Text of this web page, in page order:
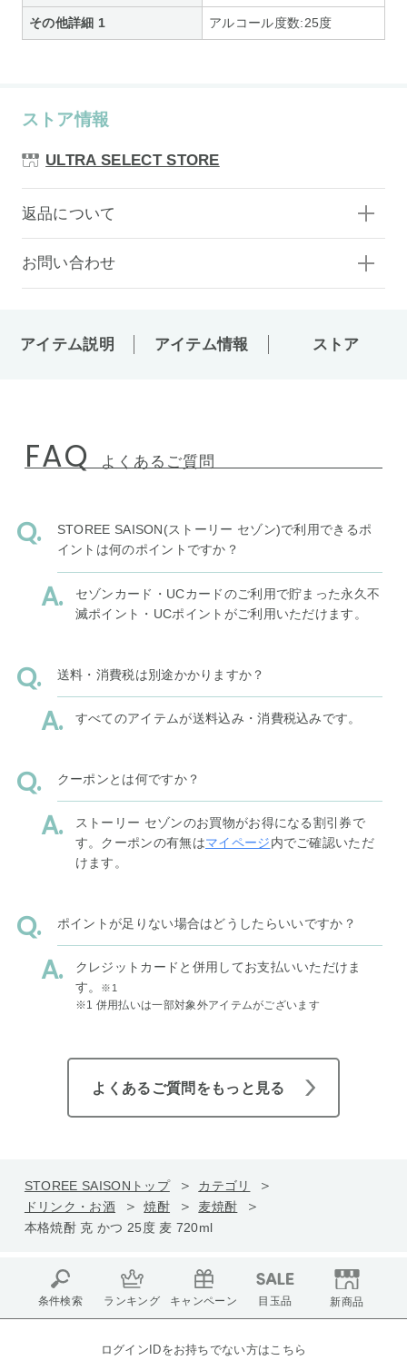
その他詳細 1 アルコール度数:25度
ストア情報
ULTRA SELECT STORE
返品について
お問い合わせ
アイテム説明 アイテム情報 ストア
FAQ よくあるご質問
STOREE SAISON(ストーリー セゾン)で利用できるポ
イントは何のポイントですか？
セゾンカード・UCカードのご利用で貯まった永久不
滅ポイント・UCポイントがご利用いただけます。
送料・消費税は別途かかりますか？
すべてのアイテムが送料込み・消費税込みです。
クーポンとは何ですか？
ストーリー セゾンのお買物がお得になる割引券で
す。クーポンの有無はマイページ内でご確認いただ
けます。
ポイントが足りない場合はどうしたらいいですか？
クレジットカードと併用してお支払いいただけま
す。
※1
※1 併用払いは一部対象外アイテムがございます
よくあるご質問をもっと見る
STOREE SAISONトップ
カテゴリ
ドリンク・お酒
焼酎
麦焼酎
本格焼酎 克 かつ 25度 麦 720ml
条件検索 ランキング キャンペーン 目玉品 新商品
ログインIDをお持ちでない方はこちら